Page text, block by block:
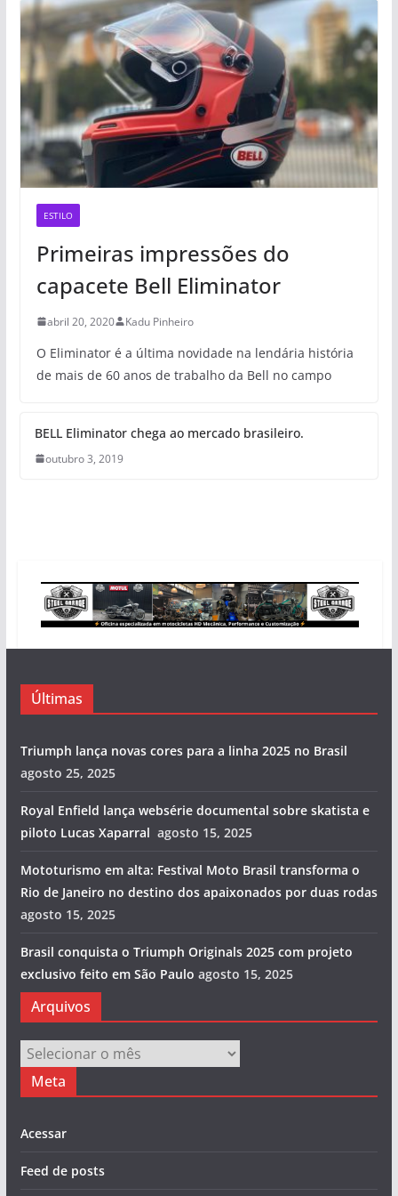
ESTILO
Primeiras impressões do
capacete Bell Eliminator
abril 20, 2020 Kadu Pinheiro
O Eliminator é a última novidade na lendária história
de mais de 60 anos de trabalho da Bell no campo
BELL Eliminator chega ao mercado brasileiro.
outubro 3, 2019
Últimas
Triumph lança novas cores para a linha 2025 no Brasil
agosto 25, 2025
Royal Enfield lança websérie documental sobre skatista e
piloto Lucas Xaparral agosto 15, 2025
Mototurismo em alta: Festival Moto Brasil transforma o
Rio de Janeiro no destino dos apaixonados por duas rodas
agosto 15, 2025
Brasil conquista o Triumph Originals 2025 com projeto
exclusivo feito em São Paulo agosto 15, 2025
Arquivos
Arquivos
Meta
Acessar
Feed de posts